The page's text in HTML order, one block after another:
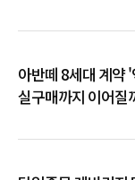
아반떼 8세대 계
실구매까지 이어질